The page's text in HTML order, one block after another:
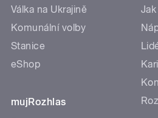
Válka na Ukrajině
Komunální volby
Stanice
eShop
mujRozhlas